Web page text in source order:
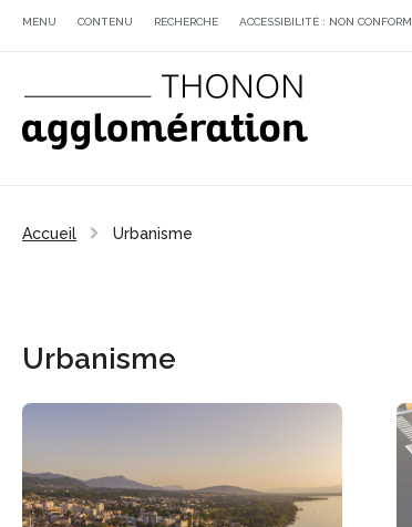
MENU CONTENU RECHERCHE ACCESSIBILITÉ : NON
Accueil Urbanisme
Urbanisme